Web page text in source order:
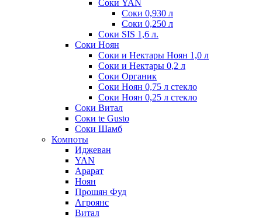
Соки YAN
Соки 0,930 л
Соки 0,250 л
Соки SIS 1,6 л.
Соки Ноян
Соки и Нектары Ноян 1,0 л
Соки и Нектары 0,2 л
Соки Органик
Соки Ноян 0,75 л стекло
Соки Ноян 0,25 л стекло
Соки Витал
Соки te Gusto
Соки Шамб
Компоты
Иджеван
YAN
Арарат
Ноян
Прошян Фуд
Агроянс
Витал